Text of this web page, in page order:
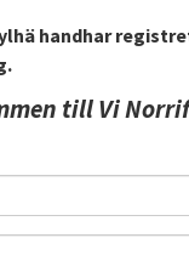
handhar
till Vi